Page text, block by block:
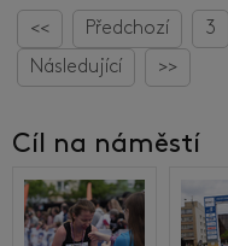
<< Předchozí 3
Následující
>>
Cíl na náměstí